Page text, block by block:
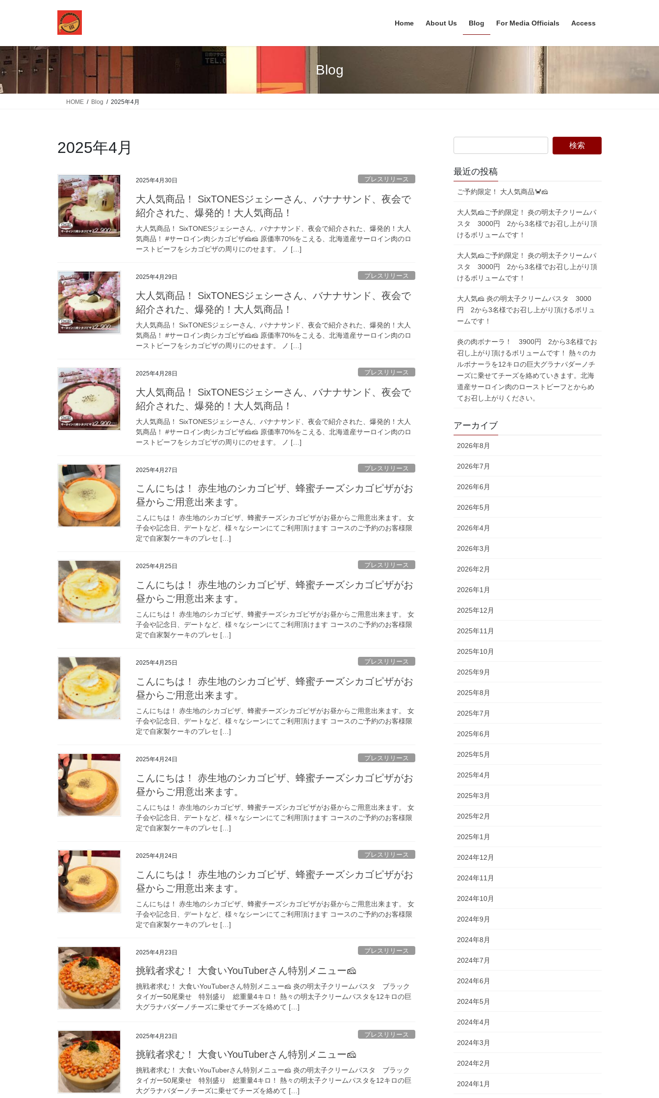
ツ
に
移
動
シ
ョ
ン
に
Home About Us Blog For Media Officials Access
Blog
HOME Blog 2025年4月
2025年4月
2025年4月30日 プレスリリース
大人気商品！ SixTONESジェシーさん、バナナサンド、夜会で
紹介された、爆発的！大人気商品！
大人気商品！ SixTONESジェシーさん、バナナサンド、夜会で紹介された、爆発的！大人
気商品！ #サーロイン肉シカゴピザ🧀🧀 原価率70%をこえる、北海道産サーロイン肉のロ
ーストビーフをシカゴピザの周りにのせます。 ノ […]
2025年4月29日 プレスリリース
大人気商品！ SixTONESジェシーさん、バナナサンド、夜会で
紹介された、爆発的！大人気商品！
大人気商品！ SixTONESジェシーさん、バナナサンド、夜会で紹介された、爆発的！大人
気商品！ #サーロイン肉シカゴピザ🧀🧀 原価率70%をこえる、北海道産サーロイン肉のロ
ーストビーフをシカゴピザの周りにのせます。 ノ […]
2025年4月28日 プレスリリース
大人気商品！ SixTONESジェシーさん、バナナサンド、夜会で
紹介された、爆発的！大人気商品！
大人気商品！ SixTONESジェシーさん、バナナサンド、夜会で紹介された、爆発的！大人
気商品！ #サーロイン肉シカゴピザ🧀🧀 原価率70%をこえる、北海道産サーロイン肉のロ
ーストビーフをシカゴピザの周りにのせます。 ノ […]
2025年4月27日 プレスリリース
こんにちは！ 赤生地のシカゴピザ、蜂蜜チーズシカゴピザがお
昼からご用意出来ます。
こんにちは！ 赤生地のシカゴピザ、蜂蜜チーズシカゴピザがお昼からご用意出来ます。 女
子会や記念日、デートなど、様々なシーンにてご利用頂けます コースのご予約のお客様限
定で自家製ケーキのプレセ […]
2025年4月25日 プレスリリース
こんにちは！ 赤生地のシカゴピザ、蜂蜜チーズシカゴピザがお
昼からご用意出来ます。
こんにちは！ 赤生地のシカゴピザ、蜂蜜チーズシカゴピザがお昼からご用意出来ます。 女
子会や記念日、デートなど、様々なシーンにてご利用頂けます コースのご予約のお客様限
定で自家製ケーキのプレセ […]
2025年4月25日 プレスリリース
こんにちは！ 赤生地のシカゴピザ、蜂蜜チーズシカゴピザがお
昼からご用意出来ます。
こんにちは！ 赤生地のシカゴピザ、蜂蜜チーズシカゴピザがお昼からご用意出来ます。 女
子会や記念日、デートなど、様々なシーンにてご利用頂けます コースのご予約のお客様限
定で自家製ケーキのプレセ […]
2025年4月24日 プレスリリース
こんにちは！ 赤生地のシカゴピザ、蜂蜜チーズシカゴピザがお
昼からご用意出来ます。
こんにちは！ 赤生地のシカゴピザ、蜂蜜チーズシカゴピザがお昼からご用意出来ます。 女
子会や記念日、デートなど、様々なシーンにてご利用頂けます コースのご予約のお客様限
定で自家製ケーキのプレセ […]
2025年4月24日 プレスリリース
こんにちは！ 赤生地のシカゴピザ、蜂蜜チーズシカゴピザがお
昼からご用意出来ます。
こんにちは！ 赤生地のシカゴピザ、蜂蜜チーズシカゴピザがお昼からご用意出来ます。 女
子会や記念日、デートなど、様々なシーンにてご利用頂けます コースのご予約のお客様限
定で自家製ケーキのプレセ […]
2025年4月23日 プレスリリース
挑戦者求む！ 大食いYouTuberさん特別メニュー🧀
挑戦者求む！ 大食いYouTuberさん特別メニュー🧀 炎の明太子クリームパスタ ブラック
タイガー50尾乗せ 特別盛り 総重量4キロ！ 熱々の明太子クリームパスタを12キロの巨
大グラナパダーノチーズに乗せてチーズを絡めて […]
2025年4月23日 プレスリリース
挑戦者求む！ 大食いYouTuberさん特別メニュー🧀
挑戦者求む！ 大食いYouTuberさん特別メニュー🧀 炎の明太子クリームパスタ ブラック
タイガー50尾乗せ 特別盛り 総重量4キロ！ 熱々の明太子クリームパスタを12キロの巨
大グラナパダーノチーズに乗せてチーズを絡めて […]
最近の投稿
ご予約限定！ 大人気商品🦀🧀
大人気🧀ご予約限定！ 炎の明太子クリームパ
スタ 3000円 2から3名様でお召し上がり頂
けるボリュームです！
大人気🧀ご予約限定！ 炎の明太子クリームパ
スタ 3000円 2から3名様でお召し上がり頂
けるボリュームです！
大人気🧀 炎の明太子クリームパスタ 3000
円 2から3名様でお召し上がり頂けるボリュ
ームです！
炎の肉ボナーラ！ 3900円 2から3名様でお
召し上がり頂けるボリュームです！ 熱々のカ
ルボナーラを12キロの巨大グラナパダーノチ
ーズに乗せてチーズを絡めていきます。北海
道産サーロイン肉のローストビーフとからめ
てお召し上がりください。
アーカイブ
2026年8月
2026年7月
2026年6月
2026年5月
2026年4月
2026年3月
2026年2月
2026年1月
2025年12月
2025年11月
2025年10月
2025年9月
2025年8月
2025年7月
2025年6月
2025年5月
2025年4月
2025年3月
2025年2月
2025年1月
2024年12月
2024年11月
2024年10月
2024年9月
2024年8月
2024年7月
2024年6月
2024年5月
2024年4月
2024年3月
2024年2月
2024年1月